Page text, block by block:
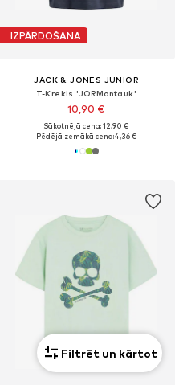
IZPĀRDOŠANA
JACK & JONES JUNIOR
T-Krekls 'JORMontauk'
10,90 €
Sākotnējā cena: 12,90 €
Pēdējā zemākā cena:4,36 €
Filtrēt un kārtot